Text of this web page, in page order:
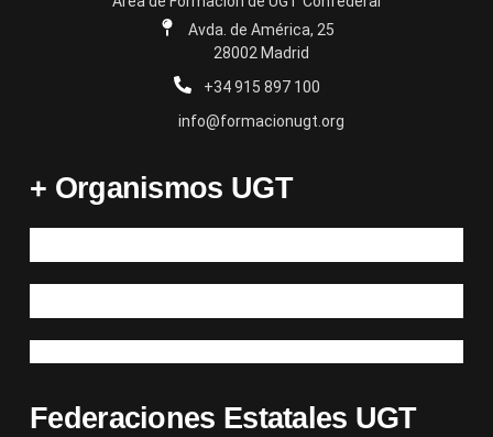
Avda. de América, 25
28002 Madrid
+34 915 897 100
info@formacionugt.org
+ Organismos UGT
Federaciones Estatales UGT